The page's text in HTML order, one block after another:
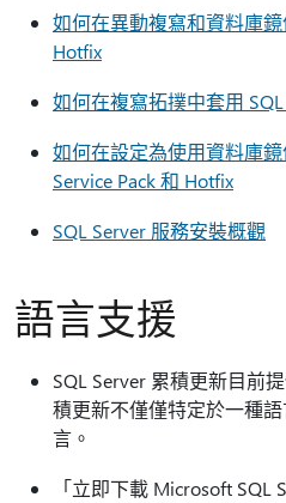
如何在異動複寫和資料庫
Hotfix
如何在複寫拓撲中套用
如何在設定為使用資料庫
Service Pack 和 Hotfix
SQL Server 服務安裝概觀
語言支援
SQL Server 累積更新目前
積更新不僅僅特定於一種
言。
「立即下載 Microsoft